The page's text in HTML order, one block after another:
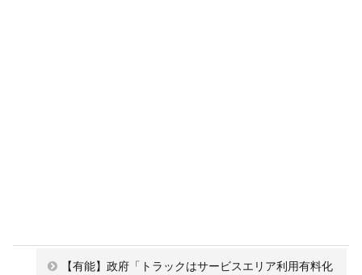
【有能】政府「トラックはサービスエリア利用有料化